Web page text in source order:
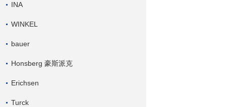
INA
WINKEL
bauer
Honsberg 豪斯派克
Erichsen
Turck